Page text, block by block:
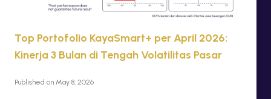
Top Portofolio KayaSmart+ per April 2026:
Kinerja 3 Bulan di Tengah Volatilitas Pasar
Top Portofolio KayaSmart+ per April 2026: Kinerja 3 Bulan di Tengah
Published on May 8, 2026